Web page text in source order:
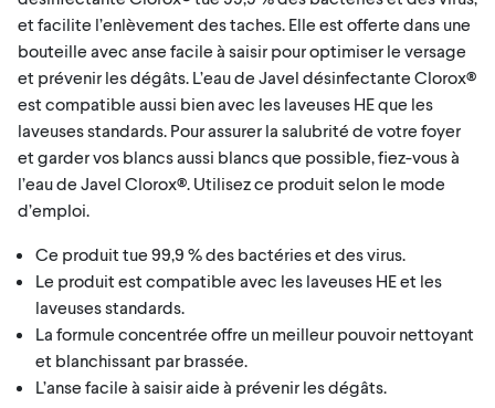
et facilite l’enlèvement des taches. Elle est offerte dans une
bouteille avec anse facile à saisir pour optimiser le versage
et prévenir les dégâts. L’eau de Javel désinfectante Clorox®
est compatible aussi bien avec les laveuses HE que les
laveuses standards. Pour assurer la salubrité de votre foyer
et garder vos blancs aussi blancs que possible, fiez-vous à
l’eau de Javel Clorox®. Utilisez ce produit selon le mode
d’emploi.
Ce produit tue 99,9 % des bactéries et des virus.
Le produit est compatible avec les laveuses HE et les
laveuses standards.
La formule concentrée offre un meilleur pouvoir nettoyant
et blanchissant par brassée.
L’anse facile à saisir aide à prévenir les dégâts.